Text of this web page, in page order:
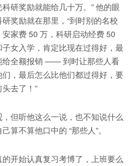
研奖励就能给几十万。” 他的眼
奖励就在那里，“到时别的名校
家费 50 万，科研启动经费 50
女入学，肯定比现在过得好，最
给全额报销 —— 到时让那些人看
，最后怎么比他们都过得好，要
去了！”
但听他这么一说，也不知说什么
算不算他口中的 “那些人”。
开始认真复习考博了，上班要么